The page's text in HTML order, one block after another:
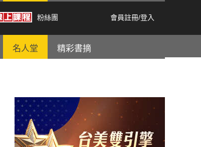
粉絲團 會員註冊/登入
名人堂 精彩書摘